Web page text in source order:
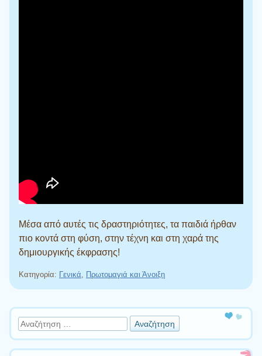
Μέσα από αυτές τις δραστηριότητες, τα παιδιά ήρθαν
πιο κοντά στη φύση, στην τέχνη και στη χαρά της
δημιουργικής έκφρασης!
Κατηγορία: Γενικά Πρωτομαγιά και Άνοιξη
Πλοήγηση άρθρων
Αναζήτηση